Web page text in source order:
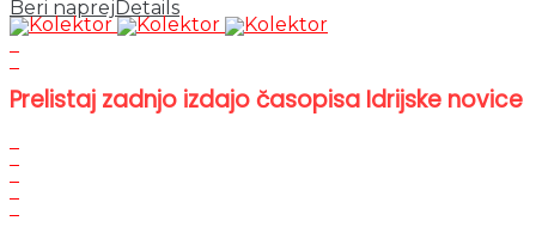
Beri naprejDetails
Prelistaj zadnjo izdajo časopisa Idrijske novice